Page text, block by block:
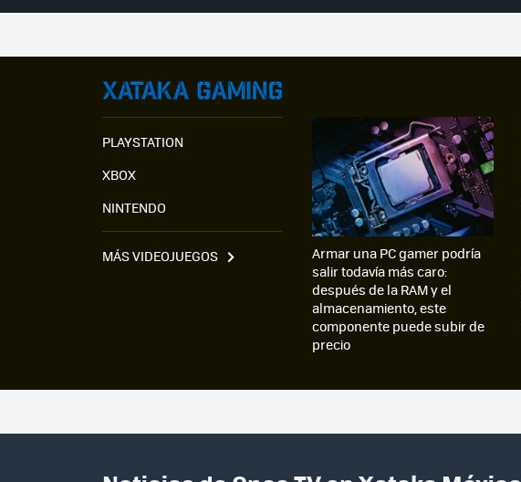
PLAYSTATION
XBOX
NINTENDO
MÁS VIDEOJUEGOS
Armar una PC gamer podría
salir todavía más caro:
después de la RAM y el
almacenamiento, este
componente puede subir de
precio